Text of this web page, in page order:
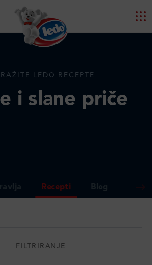
LEDO RECEPTE
i slane priče
Recepti Blog
FILTRIRANJE